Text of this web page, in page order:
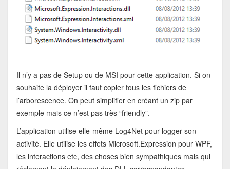
Il n’y a pas de Setup ou de MSI pour cette application. Si on
souhaite la déployer il faut copier tous les fichiers de
l’arborescence. On peut simplifier en créant un zip par
exemple mais ce n’est pas très “friendly”.
L’application utilise elle-même Log4Net pour logger son
activité. Elle utilise les effets Microsoft.Expression pour WPF,
les interactions etc, des choses bien sympathiques mais qui